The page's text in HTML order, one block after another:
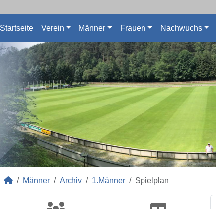
Startseite Verein Männer Frauen Nachwuchs
Männer Archiv 1.Männer Spielplan